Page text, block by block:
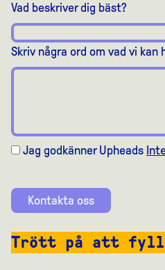
Vad beskriver dig bäst?
Skriv några ord om vad vi kan
Jag godkänner Upheads
Kontakta oss
Trött på att